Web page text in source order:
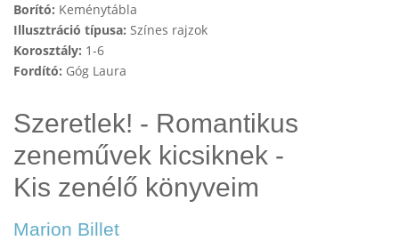
Borító: Keménytábla
Illusztráció típusa: Színes rajzok
Korosztály: 1-6
Fordító: Góg Laura
Szeretlek! - Romantikus
zeneművek kicsiknek -
Kis zenélő könyveim
Marion Billet